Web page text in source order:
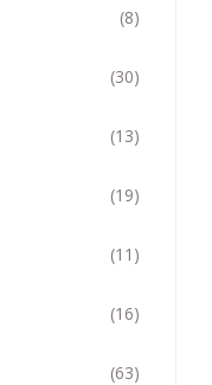
(8)
(30)
(13)
(19)
(11)
(16)
(63)